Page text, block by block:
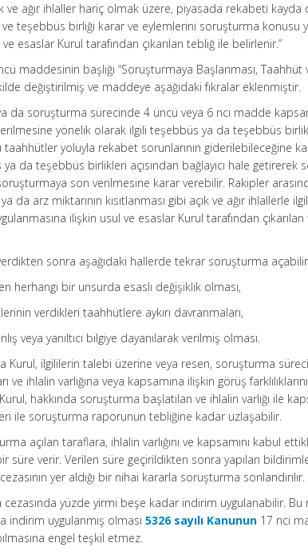
ve ağır ihlaller hariç olmak üzere, piyasada rekabeti
ve teşebbüs birliği karar ve eylemlerini soruşturma konusu
esaslar Kurul tarafından çıkarılan tebliğ ile belirlenir.”
maddesinin başlığı “Soruşturmaya Başlanması, Taahhüt
değiştirilmiş ve maddeye aşağıdaki fıkralar eklenmiştir.
da soruşturma sürecinde 4 üncü veya 6 ncı madde
yönelik olarak ilgili teşebbüs ya da teşebbüs
yoluyla rekabet sorunlarının giderilebileceğine
da teşebbüs birlikleri açısından bağlayıcı hale getirerek
son verilmesine karar verebilir. Rakipler
da arz miktarının kısıtlanması gibi açık ve ağır ihlallerle
ilişkin usul ve esaslar Kurul tarafından
sonra aşağıdaki hallerde tekrar soruşturma
herhangi bir unsurda esaslı değişiklik olması,
verdikleri taahhütlere aykırı davranmaları,
veya yanıltıcı bilgiye dayanılarak verilmiş olması.
ilgililerin talebi üzerine veya resen, soruşturma
ihlalin varlığına veya kapsamına ilişkin görüş
hakkında soruşturma başlatılan ve ihlalin varlığı ile
ile soruşturma raporunun tebliğine kadar uzlaşabilir.
açılan taraflara, ihlalin varlığını ve kapsamını kabul
süre verir. Verilen süre geçirildikten sonra yapılan
yer aldığı bir nihai kararla soruşturma sonlandırılır.
yüzde yirmi beşe kadar indirim uygulanabilir. Bu
indirim uygulanmış olması5326 sayılı Kanunun 17 nci
engel teşkil etmez.